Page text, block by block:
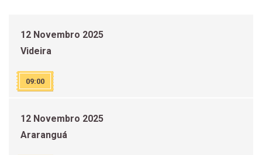
12 Novembro 2025
Videira
09:00
12 Novembro 2025
Araranguá